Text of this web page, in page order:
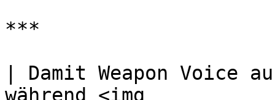
***
| Damit Weapon Voice
während <img